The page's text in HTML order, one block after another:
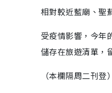
相對較近藍廟、聖
受疫情影響，今年
儲存在旅遊清單，
（本欄隔周二刊登）